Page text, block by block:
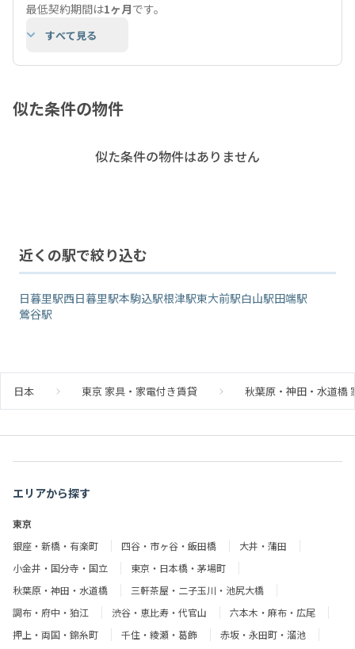
最低契約期間は1ヶ月です。
すべて見る
似た条件の物件
似た条件の物件はありません
近くの駅で絞り込む
日暮里駅西日暮里駅本駒込駅根津駅東大前駅白山駅田端駅
鶯谷駅
日本 東京 家具・家電付き賃貸 秋葉原・神田・水道橋
エリアから探す
東京
銀座・新橋・有楽町
四谷・市ヶ谷・飯田橋
大井・蒲田
小金井・国分寺・国立
東京・日本橋・茅場町
秋葉原・神田・水道橋
三軒茶屋・二子玉川・池尻大橋
調布・府中・狛江
渋谷・恵比寿・代官山
六本木・麻布・広尾
押上・両国・錦糸町
千住・綾瀬・葛飾
赤坂・永田町・溜池